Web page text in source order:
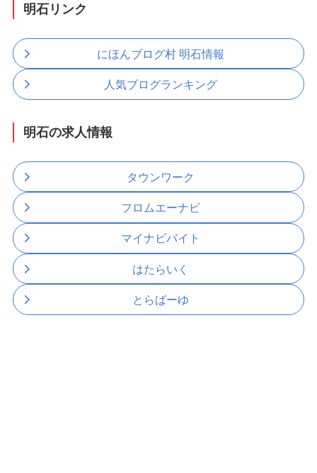
明石リンク
にほんブログ村 明石情報
人気ブログランキング
明石の求人情報
タウンワーク
フロムエーナビ
マイナビバイト
はたらいく
とらばーゆ